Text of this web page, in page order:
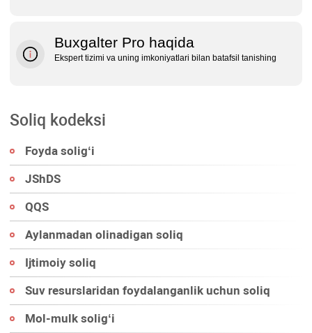
Buxgalter Pro haqida
Ekspert tizimi va uning imkoniyatlari bilan batafsil tanishing
Soliq kodeksi
Foyda soligʻi
JShDS
QQS
Aylanmadan olinadigan soliq
Ijtimoiy soliq
Suv resurslaridan foydalanganlik uchun soliq
Mol-mulk soligʻi